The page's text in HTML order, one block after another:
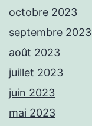
octobre 2023
septembre 2023
août 2023
juillet 2023
juin 2023
mai 2023